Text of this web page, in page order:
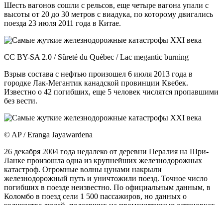
Шесть вагонов сошли с рельсов, еще четыре вагона упали с
высоты от 20 до 30 метров с виадука, по которому двигались
поезда 23 июля 2011 года в Китае.
CC BY-SA 2.0 / Sûreté du Québec / Lac megantic burning
Взрыв состава с нефтью произошел 6 июля 2013 года в
городке Лак-Мегантик канадской провинции Квебек.
Известно о 42 погибших, еще 5 человек числятся пропавшими
без вести.
© AP / Eranga Jayawardena
26 декабря 2004 года недалеко от деревни Пералия на Шри-
Ланке произошла одна из крупнейших железнодорожных
катастроф. Огромные волны цунами накрыли
железнодорожный путь и уничтожили поезд. Точное число
погибших в поезде неизвестно. По официальным данным, в
Коломбо в поезд сели 1 500 пассажиров, но данных о